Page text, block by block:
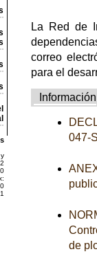
La Red de
correo
para el
Información
047-
de